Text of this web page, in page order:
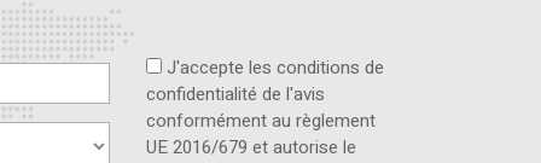
J'accepte les conditions de
confidentialité de l'avis
conformément au règlement
UE 2016/679 et autorise le